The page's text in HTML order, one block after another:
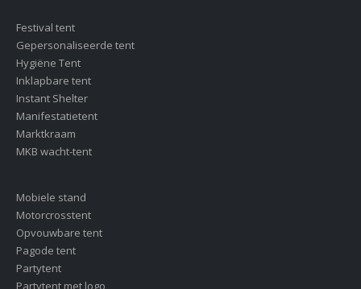
Festival tent
Gepersonaliseerde tent
Hygiëne Tent
Inklapbare tent
Instant Shelter
Manifestatietent
Marktkraam
MKB wacht-tent
Mobiele stand
Motorcrosstent
Opvouwbare tent
Pagode tent
Partytent
Partytent met logo